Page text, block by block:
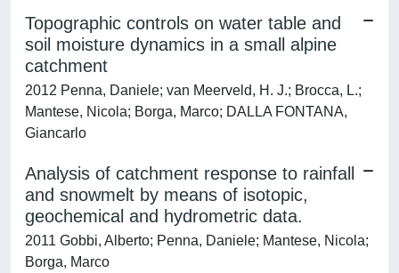
Topographic controls on water table and
soil moisture dynamics in a small alpine
catchment
2012 Penna, Daniele; van Meerveld, H. J.; Brocca, L.;
Mantese, Nicola; Borga, Marco; DALLA FONTANA,
Giancarlo
Analysis of catchment response to rainfall
and snowmelt by means of isotopic,
geochemical and hydrometric data.
2011 Gobbi, Alberto; Penna, Daniele; Mantese, Nicola;
Borga, Marco